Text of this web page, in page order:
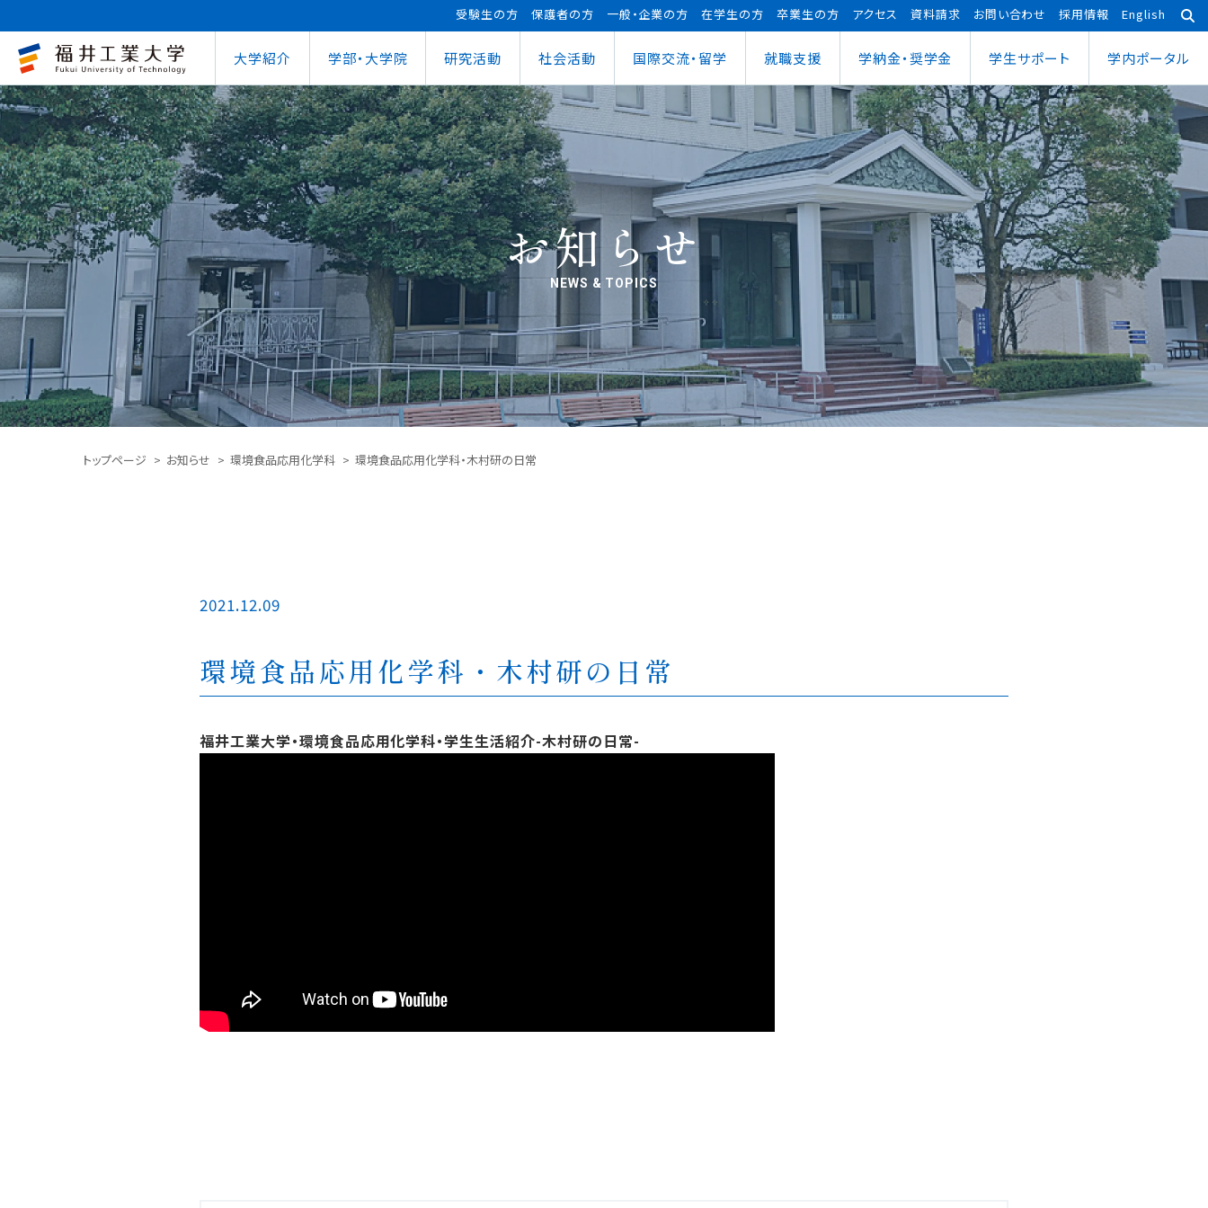
受験生の方 保護者の方 一般・企業の方 在学生の方 卒業生の方 アクセス 資料請求 お問い合わせ 採用情報 English
大学紹介
大学概要教育情報の公表
大学概要
教育情報の公表
学びの特色
教員紹介
キャンパス案内
図書館
第62回大学祭
式辞集
学部・大学院
工学部
電気電子情報工学科
機械工学科
建築土木工学科
原子力技術応用工学科
環境学部
環境食品応用化学科
デザイン学科
経営情報学部
経営情報学科
スポーツ健康科学部
スポーツ健康科学科
大学院
応用理工学専攻
社会システム学専攻
研究活動
地域連携研究推進センター研究シーズ紹介
地域連携研究推進センター
教育研究業績情報
研究シーズ紹介
研究紀要
外国人研究者招へい・受入れ
研究情報
AI&IoTセンター
まちづくりデザインセンター
ウェルネス＆スポーツサイエンスセンター
未来ロボティクスセンター
あわら宇宙センター
社会活動
自治体との連携FUT公開講座
自治体との連携
FUT公開講座
出前講義・出前実験
未来塾 講演会
科学実験キャラバン
ロボット事業
FUTブラス
スポーツ教室
その他活動
活動レポート
国際交流・留学
インターナショナルセンターOCPS
海外留学プログラム
インターナショナルセンター
国際交流
海外留学プログラム（OCPS）
文化交流
【重要】海外へ渡航するみなさんへ
就職支援
キャリアセンター就職実績
キャリアセンター
就職⽀援プログラム
インターンシップ
就職実績
資格取得
就職⽀援ナビ
企業の方へ
求人・説明会のお申し込み
キャリアセンターとの面談
学納金・奨学金
学費等納⼊⾦在学⽣向け奨学⾦
学費等納⼊⾦
在学⽣向け奨学⾦
受験⽣向け奨学⾦
⽇本学⽣⽀援機構奨学⾦ 給付奨学⾦
⽇本学⽣⽀援機構奨学⾦ 貸与奨学⾦
教育ローン
授業料等の減免制度
学⽣サポート
寮・下宿のご案内SSLプロジェクト
学⽣⽣活⽀援室
学習⽀援室
情報メディアセンター
SSLプロジェクト
学⽣保険
医務情報
障害学⽣⽀援
寮・下宿のご案内
クラブ活動支援センター
学内ポータル
学習管理システム（manaba）WEBシラバス
学習管理システム（manaba）
学生ポータルシステム（学外からの接続）
WEBシラバス
お知らせ
NEWS & TOPICS
トップページ お知らせ 環境食品応用化学科 環境食品応用化学科・木村研の日常
2021.12.09
環境食品応用化学科・木村研の日常
福井工業大学・環境食品応用化学科・学生生活紹介-木村研の日常-